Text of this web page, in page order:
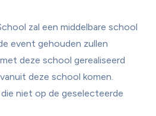
zal een middelbare school
event gehouden zullen
deze school gerealiseerd
deze school komen.
niet op de geselecteerde